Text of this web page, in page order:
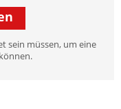
sein müssen, um eine